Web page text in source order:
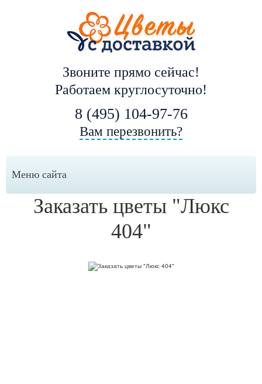
Звоните прямо сейчас!
Работаем круглосуточно!
8 (495) 104-97-76
Вам перезвонить?
Меню сайта
Заказать цветы "Люкс
404"